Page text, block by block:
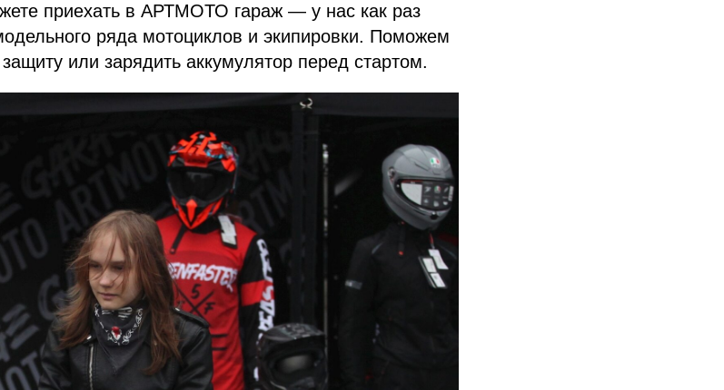
приехать в АРТМОТО гараж — у нас как раз
ряда мотоциклов и экипировки. Поможем
или зарядить аккумулятор перед стартом.